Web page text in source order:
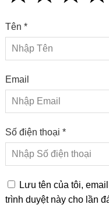
Tên *
Email
Số điện thoại *
Lưu tên của tôi,
trình duyệt này cho lần